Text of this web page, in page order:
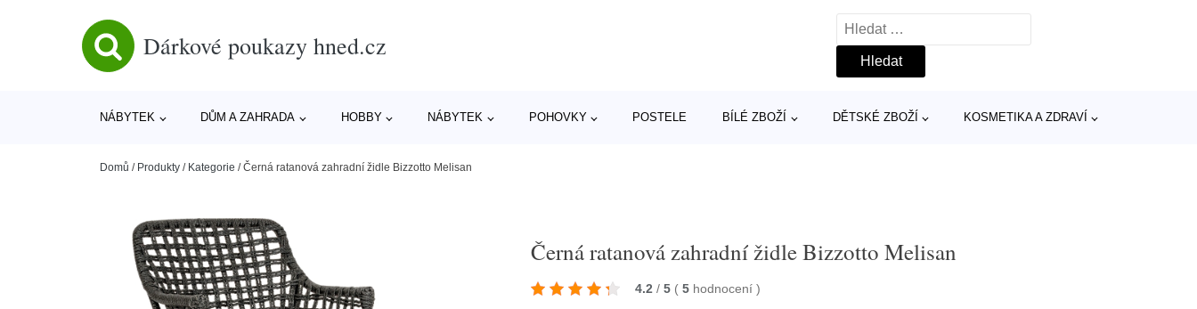
Dárkové poukazy hned.cz
Vyhledávání
NÁBYTEK DŮM A ZAHRADA HOBBY NÁBYTEK POHOVKY POSTELE BÍLÉ ZBOŽÍ DĚTSKÉ ZBOŽÍ KOSMETIKA A ZDRAVÍ
Domů / Produkty / Kategorie /Černá ratanová zahradní židle Bizzotto Melisan
Černá ratanová zahradní židle Bizzotto Melisan
4.2 / 5 ( 5 hodnocení)